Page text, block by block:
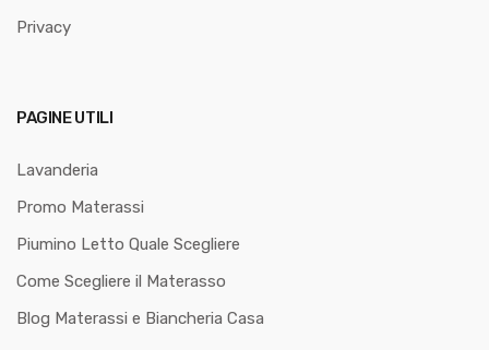
Privacy
PAGINE UTILI
Lavanderia
Promo Materassi
Piumino Letto Quale Scegliere
Come Scegliere il Materasso
Blog Materassi e Biancheria Casa